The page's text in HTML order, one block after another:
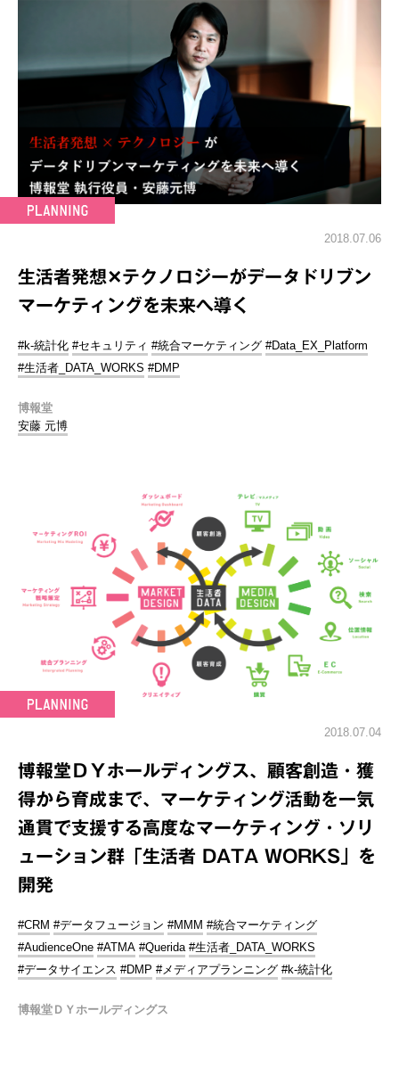
2018.07.06
生活者発想✕テクノロジーがデータドリブン
マーケティングを未来へ導く
#k-統計化 #セキュリティ #統合マーケティング #Data_EX_Platform
#生活者_DATA_WORKS #DMP
博報堂
安藤 元博
2018.07.04
博報堂ＤＹホールディングス、顧客創造・獲
得から育成まで、マーケティング活動を一気
通貫で支援する高度なマーケティング・ソリ
ューション群「生活者 DATA WORKS」を
開発
#CRM #データフュージョン #MMM #統合マーケティング
#AudienceOne #ATMA #Querida #生活者_DATA_WORKS
#データサイエンス #DMP #メディアプランニング #k-統計化
博報堂ＤＹホールディングス